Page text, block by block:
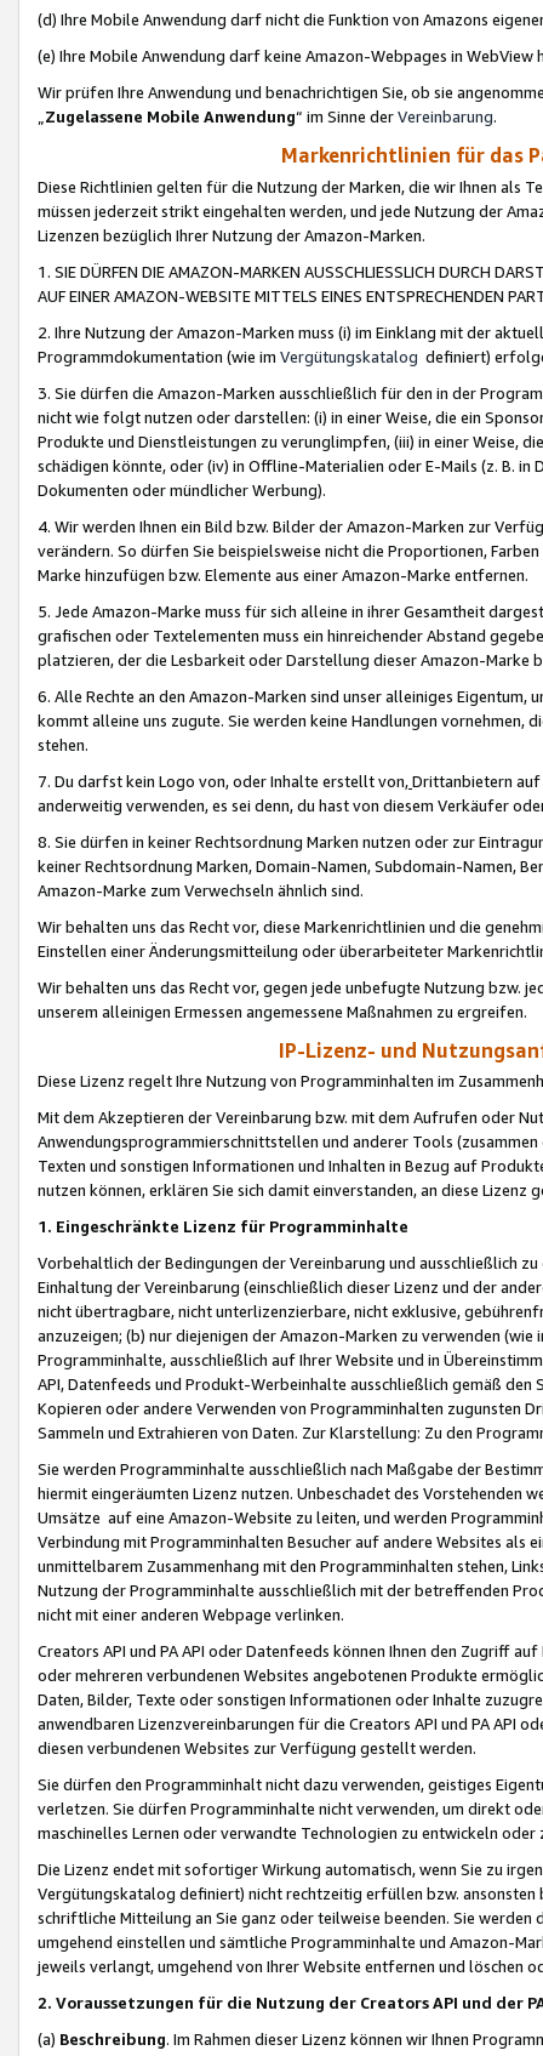
(d) Ihre Mobile Anwendung darf nicht die Funktion von Amazons
(e) Ihre Mobile Anwendung darf keine Amazon-Webpages in WebView
Wir prüfen Ihre Anwendung und benachrichtigen Sie, ob sie
„Zugelassene Mobile Anwendung“ im Sinne derVereinbarung.
Markenrichtlinien für das
Diese Richtlinien gelten für die Nutzung der Marken, die wir Ihnen als
müssen jederzeit strikt eingehalten werden, und jede Nutzung der
Lizenzen bezüglich Ihrer Nutzung der Amazon-Marken.
1. SIE DÜRFEN DIE AMAZON-MARKEN AUSSCHLIESSLICH DURCH
AUF EINER AMAZON-WEBSITE MITTELS EINES ENTSPRECHENDEN
2. Ihre Nutzung der Amazon-Marken muss (i) im Einklang mit der
Programmdokumentation (wie im Vergütungskatalog definiert)
3. Sie dürfen die Amazon-Marken ausschließlich für den in der
nicht wie folgt nutzen oder darstellen: (i) in einer Weise, die ein
Produkte und Dienstleistungen zu verunglimpfen, (iii) in einer Weise,
schädigen könnte, oder (iv) in Offline-Materialien oder E-Mails (z. B. in
Dokumenten oder mündlicher Werbung).
4. Wir werden Ihnen ein Bild bzw. Bilder der Amazon-Marken zur
verändern. So dürfen Sie beispielsweise nicht die Proportionen,
Marke hinzufügen bzw. Elemente aus einer Amazon-Marke entfernen.
5. Jede Amazon-Marke muss für sich alleine in ihrer Gesamtheit
grafischen oder Textelementen muss ein hinreichender Abstand
platzieren, der die Lesbarkeit oder Darstellung dieser Amazon-Marke
6. Alle Rechte an den Amazon-Marken sind unser alleiniges
kommt alleine uns zugute. Sie werden keine Handlungen vornehmen,
stehen.
7. Du darfst kein Logo von, oder Inhalte erstellt von,Drittanbietern auf
anderweitig verwenden, es sei denn, du hast von diesem Verkäufer
8. Sie dürfen in keiner Rechtsordnung Marken nutzen oder zur
keiner Rechtsordnung Marken, Domain-Namen, Subdomain-Namen,
Amazon-Marke zum Verwechseln ähnlich sind.
Wir behalten uns das Recht vor, diese Markenrichtlinien und die
Einstellen einer Änderungsmitteilung oder überarbeiteter
Wir behalten uns das Recht vor, gegen jede unbefugte Nutzung bzw.
unserem alleinigen Ermessen angemessene Maßnahmen zu ergreifen.
IP-Lizenz- und
Diese Lizenz regelt Ihre Nutzung von Programminhalten im
Mit dem Akzeptieren der Vereinbarung bzw. mit dem Aufrufen oder
Anwendungsprogrammierschnittstellen und anderer Tools (zusammen
Texten und sonstigen Informationen und Inhalten in Bezug auf
nutzen können, erklären Sie sich damit einverstanden, an diese Lizenz
1. Eingeschränkte Lizenz für Programminhalte
Vorbehaltlich der Bedingungen der Vereinbarung und ausschließlich
Einhaltung der Vereinbarung (einschließlich dieser Lizenz und der
nicht übertragbare, nicht unterlizenzierbare, nicht exklusive,
anzuzeigen; (b) nur diejenigen der Amazon-Marken zu verwenden
Programminhalte, ausschließlich auf Ihrer Website und in
API, Datenfeeds und Produkt-Werbeinhalte ausschließlich gemäß
Kopieren oder andere Verwenden von Programminhalten zugunsten
Sammeln und Extrahieren von Daten. Zur Klarstellung: Zu den
Sie werden Programminhalte ausschließlich nach Maßgabe der
hiermit eingeräumten Lizenz nutzen. Unbeschadet des Vorstehenden
Umsätze auf eine Amazon-Website zu leiten, und werden
Verbindung mit Programminhalten Besucher auf andere Websites als
unmittelbarem Zusammenhang mit den Programminhalten stehen,
Nutzung der Programminhalte ausschließlich mit der betreffenden
nicht mit einer anderen Webpage verlinken.
Creators API und PA API oder Datenfeeds können Ihnen den Zugriff
oder mehreren verbundenen Websites angebotenen Produkte
Daten, Bilder, Texte oder sonstigen Informationen oder Inhalte
anwendbaren Lizenzvereinbarungen für die Creators API und PA API
diesen verbundenen Websites zur Verfügung gestellt werden.
Sie dürfen den Programminhalt nicht dazu verwenden, geistiges
verletzen. Sie dürfen Programminhalte nicht verwenden, um direkt
maschinelles Lernen oder verwandte Technologien zu entwickeln
Die Lizenz endet mit sofortiger Wirkung automatisch, wenn Sie zu
Vergütungskatalog definiert) nicht rechtzeitig erfüllen bzw. ansonsten
schriftliche Mitteilung an Sie ganz oder teilweise beenden. Sie werden
umgehend einstellen und sämtliche Programminhalte und Amazon-
jeweils verlangt, umgehend von Ihrer Website entfernen und löschen
2. Voraussetzungen für die Nutzung der Creators API und der
(a) Beschreibung. Im Rahmen dieser Lizenz können wir Ihnen